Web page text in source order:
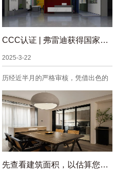
CCC认证 | 弗雷迪获得国家强制性产品
2025-3-22
历经近半月的严格审核，凭借出色的
品质管控与先进的...
先查看建筑面积，以估算您需要购买多少材料